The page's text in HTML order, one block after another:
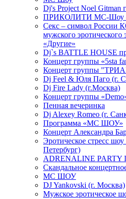
Dj's Project Noel Gitman
ПРИКОЛИТИ МС-Шоу
Секс – символ России
мужского эротического
«Другие»
Dj`s BATTLE HOUSE
Концерт группы «5sta
Концерт группы
Dj Feel & Юля Паго (г.
Dj Fire Lady (г.Москва)
Концерт группы
Пенная вечеринка
Dj Alexey Romeo (г.
Программа «МС ШОУ»
Концерт Александра
Эротическое стресс
Петербург)
ADRENALINE PARTY
Скандальное
МС ШОУ
DJ Yankovski (г. Москва)
Мужское эротическое